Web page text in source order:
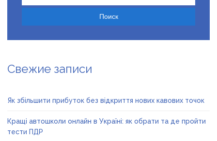
Свежие записи
Як збільшити прибуток без відкриття нових кавових точок
Кращі автошколи онлайн в Україні: як обрати та де пройти
тести ПДР